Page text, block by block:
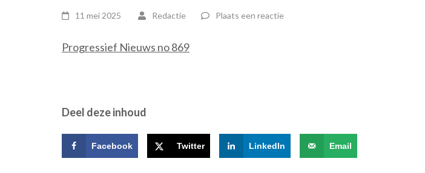
11 mei 2025 Redactie Plaats een reactie
Progressief Nieuws no 869
Deel deze inhoud
Facebook Twitter LinkedIn Email